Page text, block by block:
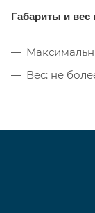
Габариты и вес
Вес: не